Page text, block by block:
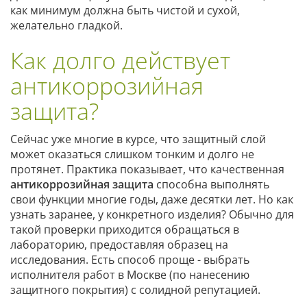
как минимум должна быть чистой и сухой,
желательно гладкой.
Как долго действует
антикоррозийная
защита?
Сейчас уже многие в курсе, что защитный слой
может оказаться слишком тонким и долго не
протянет. Практика показывает, что качественная
антикоррозийная защита способна выполнять
свои функции многие годы, даже десятки лет. Но как
узнать заранее, у конкретного изделия? Обычно для
такой проверки приходится обращаться в
лабораторию, предоставляя образец на
исследования. Есть способ проще - выбрать
исполнителя работ в Москве (по нанесению
защитного покрытия) с солидной репутацией.